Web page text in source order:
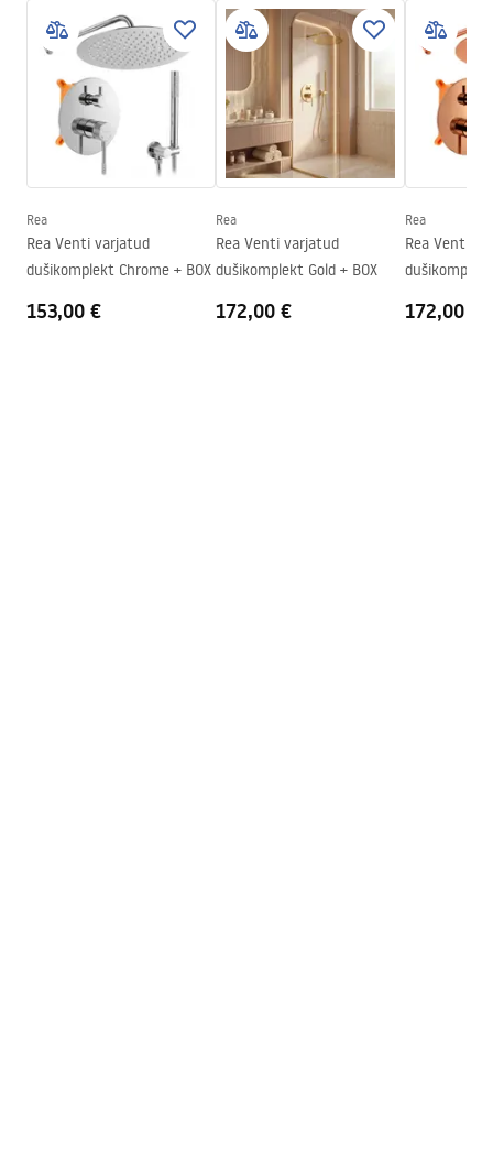
Kabiini tüüp
Nurgas
Klaasi värvus
Transparent 6mm
Avamismeetod
Kallutatav
Seria
Atlas
Paigaldamine
Dušialusel või põrandal
Kõrgus (mm)
2000mm
Dušikabiini suund
Garantii
24 kuud
Warunki bezpieczeństwa
WARUNKI BEZPIECZENSTWA KABINY DRZWI
PARAWANY.pdf
Instrukcja montażu
Instrukcja montażu kabiny Atlas.pdf
Rea
Rea Venti varjatud
dušikomplekt Chrome + BOX
153,00 €
Rea
Rea Venti varjatud
dušikomplekt Gold + BOX
172,00 €
Rea
Rea Venti
dušikomplekt
172,00 €